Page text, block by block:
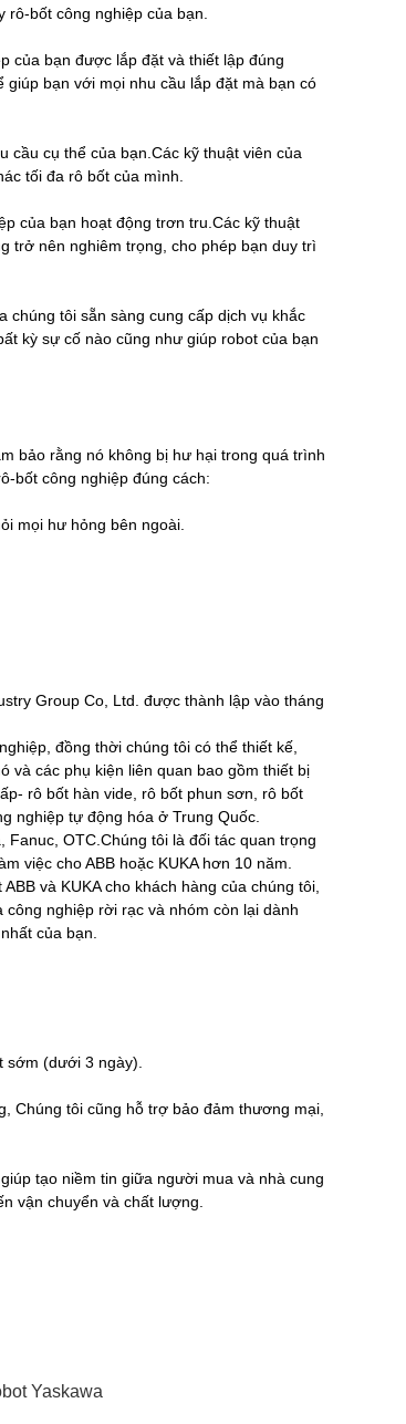
bốt công nghiệp của bạn.
của bạn được lắp đặt và thiết lập đúng
bạn với mọi nhu cầu lắp đặt mà bạn có
cầu cụ thể của bạn.Các kỹ thuật viên của
tối đa rô bốt của mình.
của bạn hoạt động trơn tru.Các kỹ thuật
trở nên nghiêm trọng, cho phép bạn duy trì
chúng tôi sẵn sàng cung cấp dịch vụ khắc
kỳ sự cố nào cũng như giúp robot của bạn
bảo rằng nó không bị hư hại trong quá trình
bốt công nghiệp đúng cách:
mọi hư hỏng bên ngoài.
Group Co, Ltd. được thành lập vào tháng
đồng thời chúng tôi có thể thiết kế,
và các phụ kiện liên quan bao gồm thiết bị
rô bốt hàn vide, rô bốt phun sơn, rô bốt
nghiệp tự động hóa ở Trung Quốc.
Fanuc, OTC.Chúng tôi là đối tác quan trọng
việc cho ABB hoặc KUKA hơn 10 năm.
và KUKA cho khách hàng của chúng tôi,
nghiệp rời rạc và nhóm còn lại dành
của bạn.
sớm (dưới 3 ngày).
Chúng tôi cũng hỗ trợ bảo đảm thương mại,
tạo niềm tin giữa người mua và nhà cung
vận chuyển và chất lượng.
Yaskawa